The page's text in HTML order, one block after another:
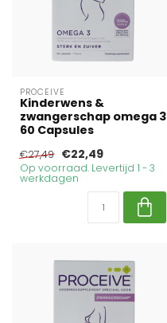
PROCEIVE
Kinderwens &
zwangerschap omega 3
60 Capsules
€27,49 €22,49
Op voorraad. Levertijd 1 - 3
werkdagen